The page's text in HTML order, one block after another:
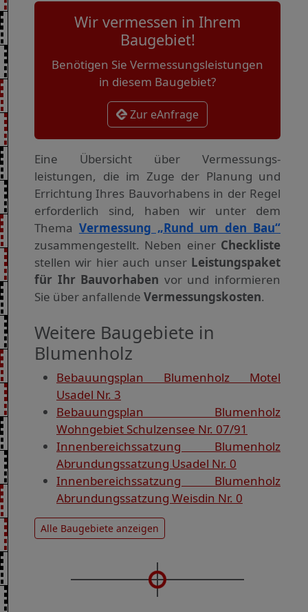
Wir vermessen in Ihrem
Baugebiet!
Benötigen Sie Vermessungsleistungen
in diesem Baugebiet?
Zur eAnfrage
Eine Übersicht über Vermessungs­
leistungen, die im Zuge der Planung und
Errichtung Ihres Bauvorhabens in der Regel
erforderlich sind, haben wir unter dem
Thema Vermessung „Rund um den Bau“
zusammengestellt. Neben einer Checkliste
stellen wir hier auch unser Leistungspaket
für Ihr Bauvorhaben vor und informieren
Sie über anfallende Vermessungskosten.
Weitere Baugebiete in
Blumenholz
Bebauungsplan Blumenholz Motel
Usadel Nr. 3
Bebauungsplan Blumenholz
Wohngebiet Schulzensee Nr. 07/91
Innenbereichssatzung Blumenholz
Abrundungssatzung Usadel Nr. 0
Innenbereichssatzung Blumenholz
Abrundungssatzung Weisdin Nr. 0
Alle Baugebiete anzeigen